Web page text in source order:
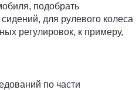
подобрать
для рулевого колеса
регулировок, к примеру,
по части